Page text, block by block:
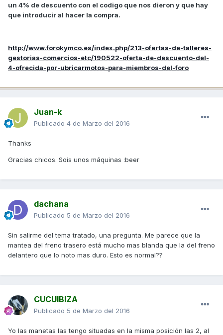
un 4% de descuento con el codigo que nos dieron y que hay
que introducir al hacer la compra.
http://www.forokymco.es/index.php/213-ofertas-de-talleres-
gestorias-comercios-etc/190522-oferta-de-descuento-del-
4-ofrecida-por-ubricarmotos-para-miembros-del-foro
Juan-k
Publicado 4 de Marzo del 2016
Thanks
Gracias chicos. Sois unos máquinas :beer
dachana
Publicado 5 de Marzo del 2016
Sin salirme del tema tratado, una pregunta. Me parece que la
mantea del freno trasero está mucho mas blanda que la del freno
delantero que lo noto mas duro. Esto es normal??
CUCUIBIZA
Publicado 5 de Marzo del 2016
Yo las manetas las tengo situadas en la misma posición las 2, al